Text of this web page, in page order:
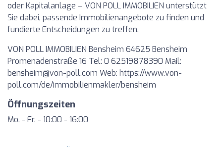
oder Kapitalanlage – VON POLL IMMOBILIEN unterstützt
Sie dabei, passende Immobilienangebote zu finden und
fundierte Entscheidungen zu treffen.
VON POLL IMMOBILIEN Bensheim 64625 Bensheim
Promenadenstraße 16 Tel: 0 62519878390 Mail:
bensheim@von-poll.com Web: https://www.von-
poll.com/de/immobilienmakler/bensheim
Öffnungszeiten
Mo. - Fr. - 10:00 - 16:00